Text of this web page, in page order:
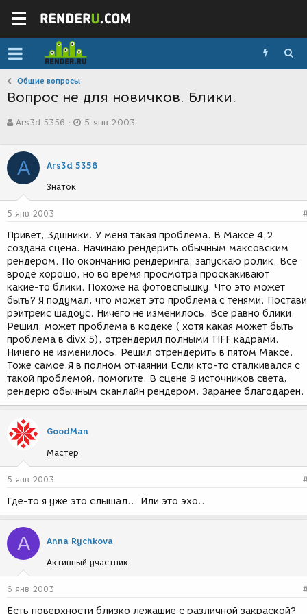
Общие вопросы
Вопрос не для новичков. Блики.
в
о
р
т
е
м
ы
Ars3d 5356
а
с
д
и
я
5 янв 2003
A Ars3d 5356
Знаток
5 янв 2003
Привет, 3дшники. У меня такая проблема. В Максе 4,2
создана сцена. Начинаю рендерить обычным максовским
рендером. По окончанию рендеринга, запускаю ролик. Все
вроде хорошо, но во время просмотра проскакивают
какие-то блики. Похоже на фотовспышку. Что это может
быть? Я подумал, что может это проблема с тенями.
рэйтрейс шадоус. Ничего не изменилось. Все равно блики.
Решил, может проблема в кодеке ( хотя какая может быть
проблема в divx 5), отрендерил полными TIFF кадрами.
Ничего не изменилось. Решил отрендерить в пятом Максе.
Тоже самое.Я в полном отчаянии.Если кто-то сталкивался с
такой проблемой, помогите. В сцене 9 источников света,
рендерю обычным сканлайн рендером. Заранее благодарен.
GoodMan
Мастер
5 янв 2003
Где-то я уже это слышал... Или это эхо..
A Anna Rychkova
Активный участник
6 янв 2003
Есть поверхности близко лежащие с различной закраской?